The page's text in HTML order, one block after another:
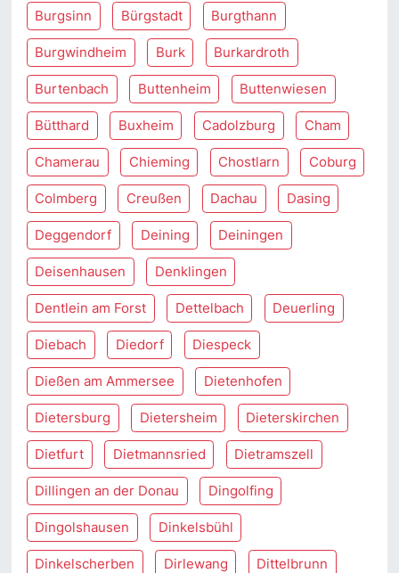
Burgsinn Bürgstadt Burgthann
Burgwindheim Burk Burkardroth
Burtenbach Buttenheim Buttenwiesen
Bütthard Buxheim Cadolzburg Cham
Chamerau Chieming Chostlarn Coburg
Colmberg Creußen Dachau Dasing
Deggendorf Deining Deiningen
Deisenhausen Denklingen
Dentlein am Forst Dettelbach Deuerling
Diebach Diedorf Diespeck
Dießen am Ammersee Dietenhofen
Dietersburg Dietersheim Dieterskirchen
Dietfurt Dietmannsried Dietramszell
Dillingen an der Donau Dingolfing
Dingolshausen Dinkelsbühl
Dinkelscherben Dirlewang Dittelbrunn